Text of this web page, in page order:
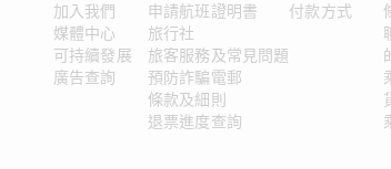
加入我們
媒體中心
可持續發展
廣告查詢
申請航班證明書
旅行社
旅客服務及常見問題
預防詐騙電郵
條款及細則
退票進度查詢
付款方式